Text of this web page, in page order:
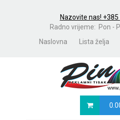
Nazovite nas!
Radno vrijeme: Pon -
Naslovna
Lista želja